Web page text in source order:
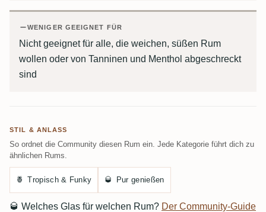
WENIGER GEEIGNET FÜR
Nicht geeignet für alle, die weichen, süßen Rum
wollen oder von Tanninen und Menthol abgeschreckt
sind
STIL & ANLASS
So ordnet die Community diesen Rum ein. Jede Kategorie führt dich zu
ähnlichen Rums.
🍍 Tropisch & Funky 🥃 Pur genießen
🥃 Welches Glas für welchen Rum? Der Community-Guide